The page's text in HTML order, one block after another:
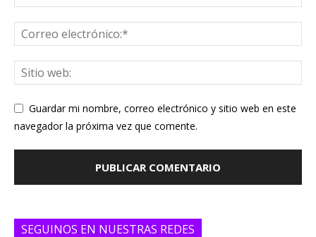
Guardar mi nombre, correo electrónico y sitio web en este
navegador la próxima vez que comente.
SEGUINOS EN NUESTRAS REDES